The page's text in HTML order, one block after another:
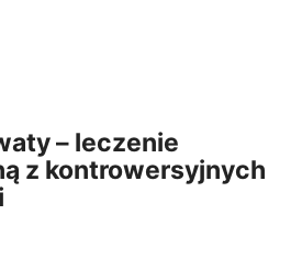
PRZECIWWSKAZANIA
– leczenie
z kontrowersyjnych